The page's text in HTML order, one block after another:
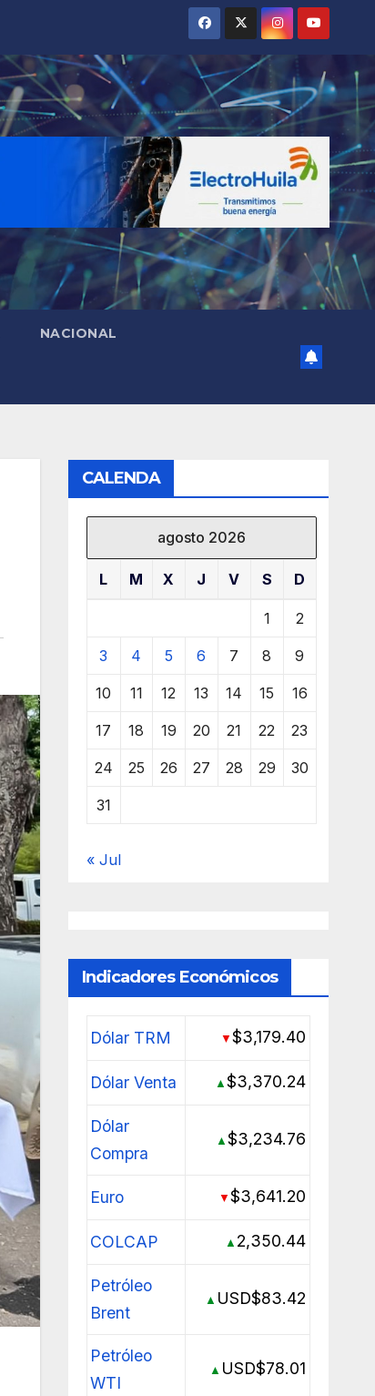
NACIONAL
CALENDA
agosto 2026
L M X J V S D
1 2
3 4 5 6 7 8 9
10 11 12 13 14 15 16
17 18 19 20 21 22 23
24 25 26 27 28 29 30
31
« Jul
Indicadores Económicos
Dólar TRM ▼$3,179.40
Dólar Venta ▲$3,370.24
Dólar
Compra
▲$3,234.76
Euro ▼$3,641.20
COLCAP ▲ 2,350.44
Petróleo
Brent
▲ USD$83.42
Petróleo
WTI
▲ USD$78.01